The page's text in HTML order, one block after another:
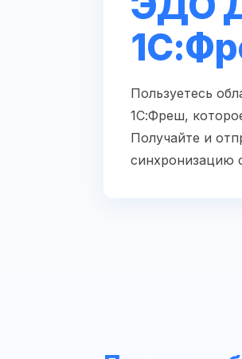
Пользуетесь
1С:Фреш,
Получайте и
синхронизацию